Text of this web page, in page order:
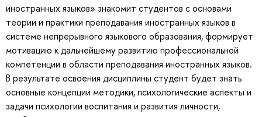
иностранных языков» знакомит студентов с основами
теории и практики преподавания иностранных языков в
системе непрерывного языкового образования, формирует
мотивацию к дальнейшему развитию профессиональной
компетенции в области преподавания иностранных языков.
В результате освоения дисциплины студент будет знать
основные концепции методики, психологические аспекты и
задачи психологии воспитания и развития личности,